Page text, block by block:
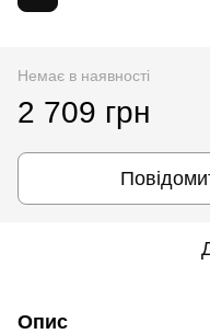
Немає в наявності
2 709 грн
Опис